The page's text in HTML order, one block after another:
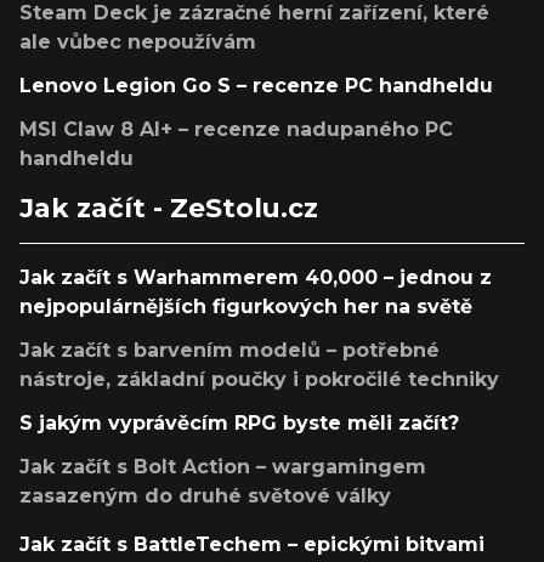
Steam Deck je zázračné herní zařízení, které
ale vůbec nepoužívám
Lenovo Legion Go S – recenze PC handheldu
MSI Claw 8 AI+ – recenze nadupaného PC
handheldu
Jak začít - ZeStolu.cz
Jak začít s Warhammerem 40,000 – jednou z
nejpopulárnějších figurkových her na světě
Jak začít s barvením modelů – potřebné
nástroje, základní poučky i pokročilé techniky
S jakým vyprávěcím RPG byste měli začít?
Jak začít s Bolt Action – wargamingem
zasazeným do druhé světové války
Jak začít s BattleTechem – epickými bitvami